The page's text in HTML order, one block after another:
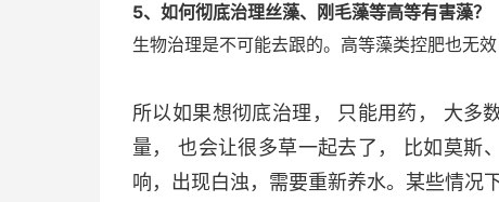
5、如何彻底治理丝藻、刚毛藻等高等有害藻？
生物治理是不可能去跟的。高等藻类控肥也无
所以如果想彻底治理， 只能用药， 大多
量， 也会让很多草一起去了， 比如莫斯
响，出现白浊，需要重新养水。某些情况